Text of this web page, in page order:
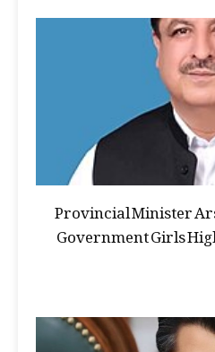
Provincial Minister
Government Girls